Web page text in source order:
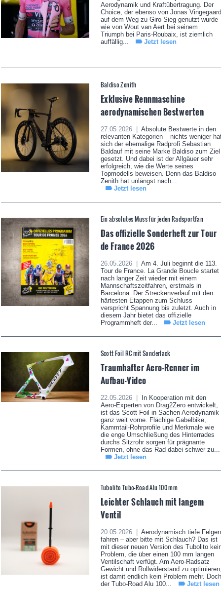
Aerodynamik und Kraftübertragung. Der
Choice, der ebenso von Jonas Vingegaard
auf dem Weg zu Giro-Sieg genutzt wurde
wie von Wout van Aert bei seinem
Triumph bei Paris-Roubaix, ist ziemlich
auffällig...
Jetzt lesen
Baldiso Zenith
Exklusive Rennmaschine
aerodynamischen Bestwerten
27.05.2026 |
Absolute Bestwerte in den
relevanten Kategorien – nichts weniger
sich der ehemalige Radprofi Sebastian
Baldauf mit seine Marke Baldiso zum Ziel
gesetzt. Und dabei ist der Allgäuer sehr
erfolgreich, wie die Werte seines
Topmodells beweisen. Denn das Baldiso
Zenith hat unlängst nach...
Jetzt lesen
Ein absolutes Muss für jeden Radsportfan
Das offizielle Sonderheft zur Tour
de France 2026
26.05.2026 |
Am 4. Juli beginnt die 113.
Tour de France. La Grande Boucle startet
nach langer Zeit wieder mit einem
Mannschaftszeitfahren, erstmals in
Barcelona. Der Streckenverlauf mit den
härtesten Etappen zum Schluss
verspricht Spannung bis zuletzt. Auch in
diesem Jahr bietet das offizielle
Programmheft der...
Jetzt lesen
Scott Foil RC mit Sonderlack
Traumhafter Aero-Renner im
Aufbau-Video
22.05.2026 |
In Kooperation mit den
Aero-Experten von Drag2Zero entwickelt,
ist das Scott Foil in Sachen Aerodynamik
ganz weit vorne. Flächige Gabelbike,
Kammtail-Rohrprofile und Merkmale wie
die enge Umschließung des Hinterrades
durchs Sitzrohr sorgen für prägnante
Formen, ohne das Rad dabei schwer zu...
Jetzt lesen
Tubolito Tubo-Road Alu 100 mm
Leichter Schlauch mit langem
Ventil
20.05.2026 |
Aerodynamisch tiefe Felgen
fahren – aber bitte mit Schlauch? Das ist
mit dieser neuen Version des Tubolito
Problem, die über einen 100 mm langen
Ventilschaft verfügt. Am Aero-Radsatz
Gewicht und Rollwiderstand zu
ist damit endlich kein Problem mehr. Doch
der Tubo-Road Alu 100...
Jetzt lesen